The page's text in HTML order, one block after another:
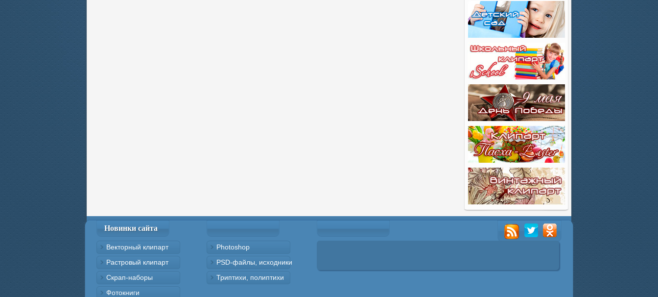
Новинки сайта
Векторный клипарт
Растровый клипарт
Скрап-наборы
Фотокниги
Photoshop
PSD-файлы, исходники
Триптихи, полиптихи